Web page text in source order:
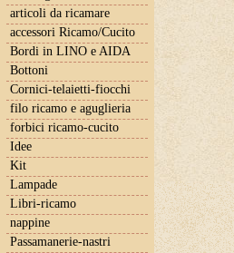
articoli da ricamare
accessori Ricamo/Cucito
Bordi in LINO e AIDA
Bottoni
Cornici-telaietti-fiocchi
filo ricamo e aguglieria
forbici ricamo-cucito
Idee
Kit
Lampade
Libri-ricamo
nappine
Passamanerie-nastri